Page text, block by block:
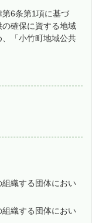
6条第1項に基づ
確保に資する地域
「小竹町地域公共
織する団体におい
織する団体におい